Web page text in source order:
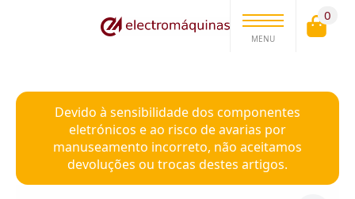
MENU
0
Devido à sensibilidade dos componentes
eletrónicos e ao risco de avarias por
manuseamento incorreto, não aceitamos
devoluções ou trocas destes artigos.